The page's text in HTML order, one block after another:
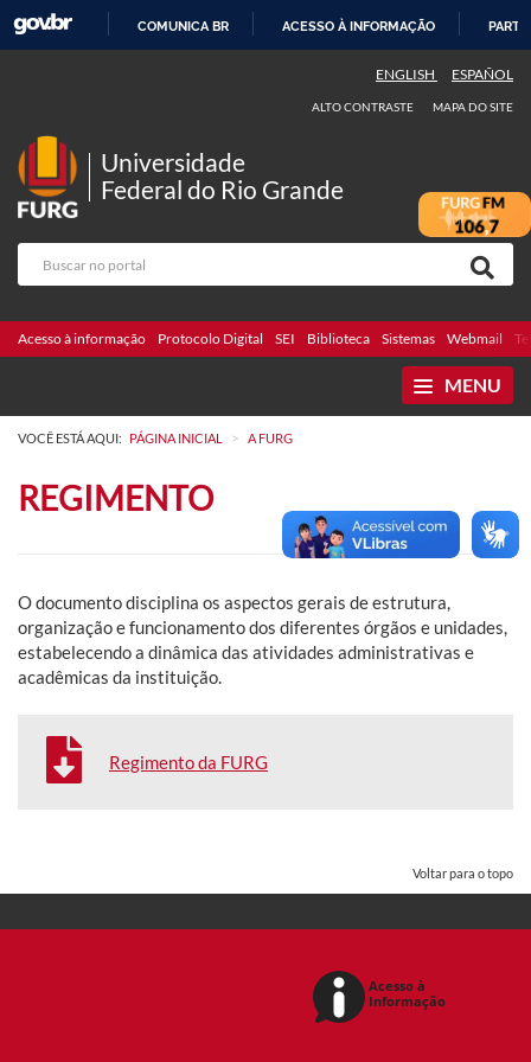
COMUNICA BR ACESSO À INFORMAÇÃO
ENGLISH ESPAÑOL
ALTO CONTRASTE MAPA DO SITE
Universidade
Federal do Rio Grande
Acesso à informação Protocolo Digital SEI Biblioteca Sistemas Webmail
MENU
VOCÊ ESTÁ AQUI: PÁGINA INICIAL > A FURG
REGIMENTO
Odocumento disciplina os aspectos gerais de estrutura,
organização e funcionamento dos diferentes órgãos e unidades,
estabelecendo a dinâmica das atividades administrativas e
acadêmicas da instituição.
Regimento da FURG
Voltar para o topo